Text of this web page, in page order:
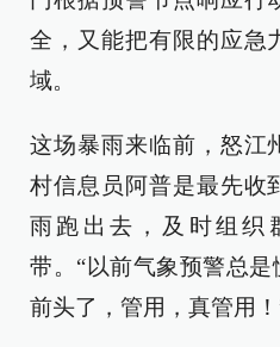
全，又能把有限的应急
域。
这场暴雨来临前，怒江
村信息员阿普是最先收
雨跑出去，及时组织
带。“以前气象预警总
前头了，管用，真管用！